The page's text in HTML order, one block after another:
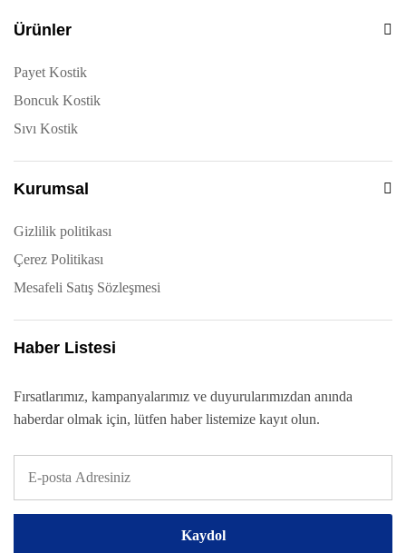
Ürünler
Payet Kostik
Boncuk Kostik
Sıvı Kostik
Kurumsal
Gizlilik politikası
Çerez Politikası
Mesafeli Satış Sözleşmesi
Haber Listesi
Fırsatlarımız, kampanyalarımız ve duyurularımızdan anında
haberdar olmak için, lütfen haber listemize kayıt olun.